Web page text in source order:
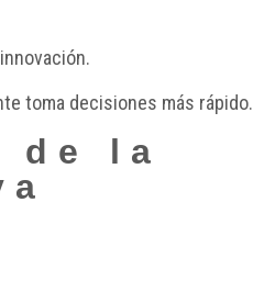
toma decisiones más rápido.
de la